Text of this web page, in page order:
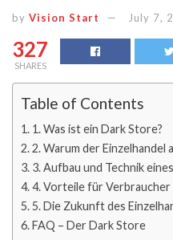
by Vision Start July 7,
327
SHARES
Table of Contents
1. Was ist ein Dark Store?
2. Warum der
3. Aufbau und Technik
4. Vorteile für Verbraucher
5. Die Zukunft des
FAQ – Der Dark Store